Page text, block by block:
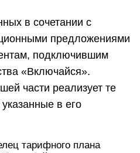
в сочетании с
предложениями
подключившим
«Включайся».
части реализует те
в его
тарифного плана